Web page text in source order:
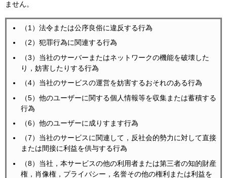
ません。
（1）法令または公序良俗に違反する行為
（2）犯罪行為に関連する行為
（3）当社のサーバーまたはネットワークの機能を破壊した
り，妨害したりする行為
（4）当社のサービスの運営を妨害するおそれのある行為
（5）他のユーザーに関する個人情報等を収集または蓄積する
行為
（6）他のユーザーに成りすます行為
（7）当社のサービスに関連して，反社会的勢力に対して直接
または間接に利益を供与する行為
（8）当社，本サービスの他の利用者または第三者の知的財産
権，肖像権，プライバシー，名誉その他の権利または利益を